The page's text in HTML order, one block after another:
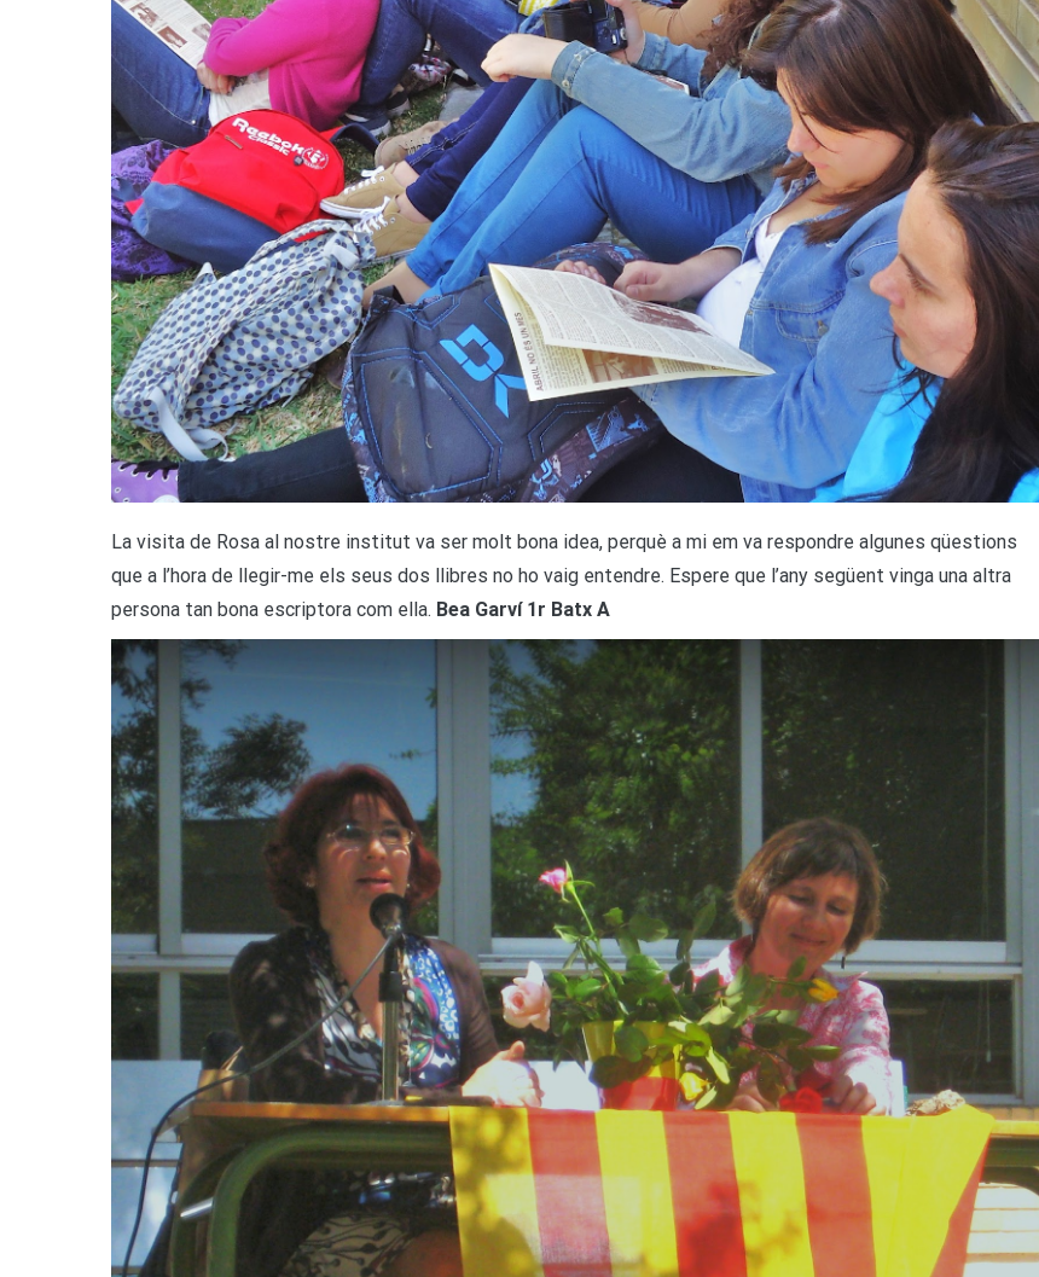
La visita de Rosa al nostre institut va ser molt bona idea, perquè a mi em va respondre algunes qüestions
que a l’hora de llegir-me els seus dos llibres no ho vaig entendre. Espere que l’any següent vinga una altra
persona tan bona escriptora com ella. Bea Garví 1r Batx A